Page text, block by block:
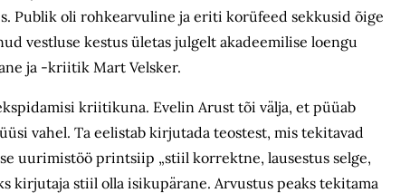
Publik oli rohkearvuline ja eriti korüfeed sekkusid õige
vestluse kestus ületas julgelt akadeemilise loengu
ja -kriitik Mart Velsker.
kriitikuna. Evelin Arust tõi välja, et püüab
vahel. Ta eelistab kirjutada teostest, mis tekitavad
uurimistöö printsiip „stiil korrektne, lausestus selge,
kirjutaja stiil olla isikupärane. Arvustus peaks tekitama